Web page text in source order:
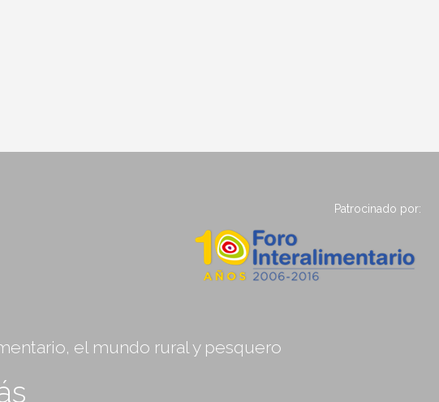
Patrocinado por:
el mundo rural y pesquero